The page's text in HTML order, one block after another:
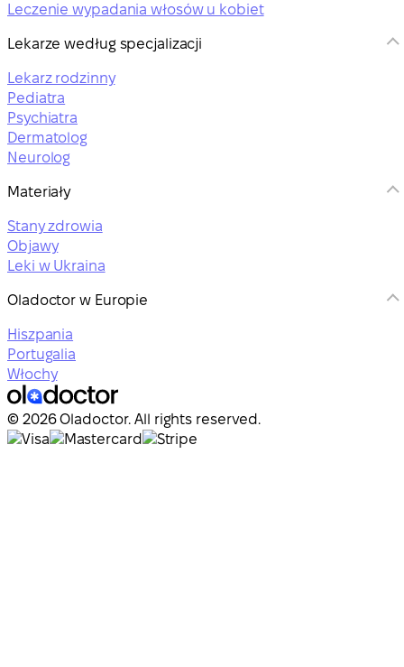
Leczenie wypadania włosów u kobiet
Lekarze według specjalizacji
Lekarz rodzinny
Pediatra
Psychiatra
Dermatolog
Neurolog
Materiały
Stany zdrowia
Objawy
Leki w Ukraina
Oladoctor w Europie
Hiszpania
Portugalia
Włochy
© 2026 Oladoctor. All rights reserved.